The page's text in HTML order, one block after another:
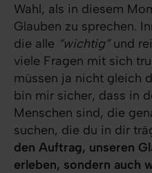
Wahl, als in diesem
Glauben zu sprechen.
die alle “wichtig”und
viele Fragen mit sich
müssen ja nicht gleich
bin mir sicher, dass in
Menschen sind, die
suchen, die du in dir
den Auftrag, unseren
erleben, sondern auch